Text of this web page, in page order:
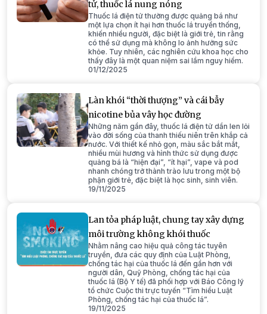
tử, thuốc lá nung nóng
Thuốc lá điện tử thường được quảng bá như
một lựa chọn ít hại hơn thuốc lá truyền thống,
khiến nhiều người, đặc biệt là giới trẻ, tin rằng
có thể sử dụng mà không lo ảnh hưởng sức
khỏe. Tuy nhiên, các nghiên cứu khoa học cho
thấy đây là một quan niệm sai lầm nguy hiểm.
01/12/2025
Làn khói “thời thượng” và cái bẫy
nicotine bủa vây học đường
Những năm gần đây, thuốc lá điện tử dần len lỏi
vào đời sống của thanh thiếu niên trên khắp cả
nước. Với thiết kế nhỏ gọn, màu sắc bắt mắt,
nhiều mùi hương và hình thức sử dụng được
quảng bá là “hiện đại”, “ít hại”, vape và pod
nhanh chóng trở thành trào lưu trong một bộ
phận giới trẻ, đặc biệt là học sinh, sinh viên.
19/11/2025
Lan tỏa pháp luật, chung tay xây dựng
môi trường không khói thuốc
Nhằm nâng cao hiệu quả công tác tuyên
truyền, đưa các quy định của Luật Phòng,
chống tác hại của thuốc lá đến gần hơn với
người dân, Quỹ Phòng, chống tác hại của
thuốc lá (Bộ Y tế) đã phối hợp với Báo Công lý
tổ chức Cuộc thi trực tuyến “Tìm hiểu Luật
Phòng, chống tác hại của thuốc lá”.
19/11/2025